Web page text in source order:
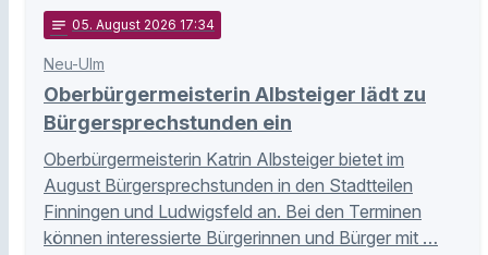
notes 05. August 2026 17:34
Neu-Ulm
Oberbürgermeisterin Albsteiger lädt zu
Bürgersprechstunden ein
Oberbürgermeisterin Katrin Albsteiger bietet im
August Bürgersprechstunden in den Stadtteilen
Finningen und Ludwigsfeld an. Bei den Terminen
können interessierte Bürgerinnen und Bürger mit …